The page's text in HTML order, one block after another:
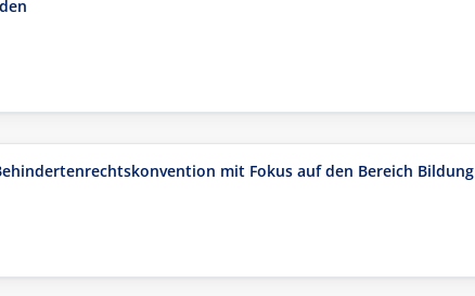
mit Fokus auf den Bereich Bildung